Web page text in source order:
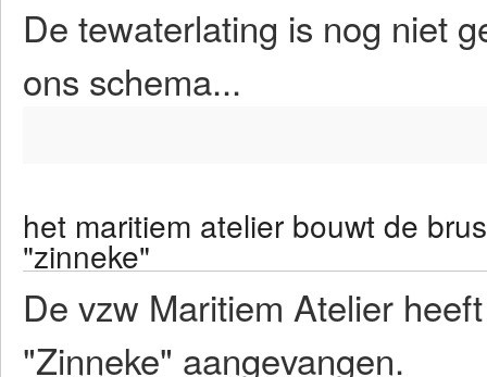
De tewaterlating is nog niet
ons schema...
het maritiem atelier bouwt de
"zinneke"
De vzw Maritiem Atelier
"Zinneke" aangevangen.